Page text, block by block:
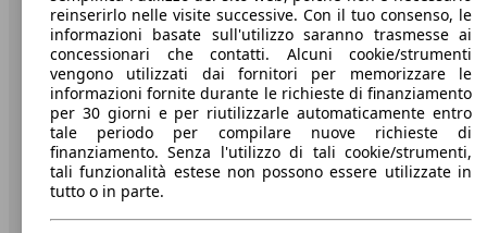
A proposito di AutoScout24
Stampa
Media
Condizioni generali
Informazioni
Privacy
reinserirlo nelle visite successive. Con il tuo consenso, le
informazioni basate sull'utilizzo saranno trasmesse ai
concessionari che contatti. Alcuni cookie/strumenti
vengono utilizzati dai fornitori per memorizzare le
informazioni fornite durante le richieste di finanziamento
per 30 giorni e per riutilizzarle automaticamente entro
tale periodo per compilare nuove richieste di
finanziamento. Senza l'utilizzo di tali cookie/strumenti,
tali funzionalità estese non possono essere utilizzate in
tutto o in parte.